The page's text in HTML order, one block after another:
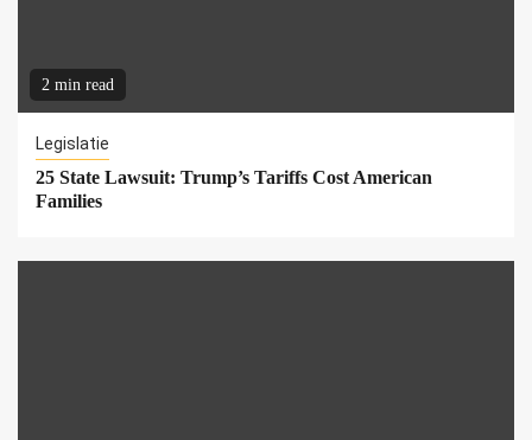
2 min read
Legislatie
25 State Lawsuit: Trump’s Tariffs Cost American
Families